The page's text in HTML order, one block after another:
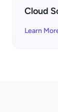
Cloud
Learn